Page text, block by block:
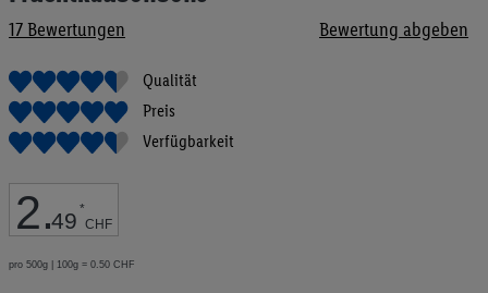
17Bewertungen Bewertung abgeben
Qualität
Preis
Verfügbarkeit
2.49 *
CHF
pro 500g | 100g = 0.50 CHF
springen